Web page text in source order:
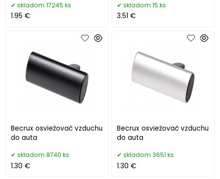
skladom 17245 ks
1.95 €
skladom 15 ks
3.51 €
Becrux osviežovač vzduchu
do auta
skladom 8740 ks
1.30 €
Becrux osviežovač vzduchu
do auta
skladom 3651 ks
1.30 €